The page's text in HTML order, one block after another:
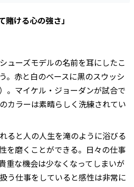
ける心の強さ」
ューズモデルの名前を耳にしたこ
。赤と白のベースに黒のスウッシ
。マイケル・ジョーダンが試合で
カラーは素晴らしく洗練されてい
ると人の人生を滝のように浴びる
を磨くことができる。日々の仕事
重な機会は少なくなってしまいが
う仕事をしていると感性は非常に